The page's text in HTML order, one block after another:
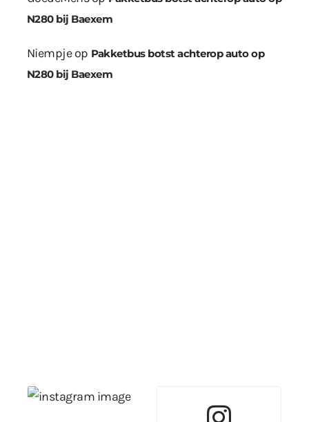
N280 bij Baexem
Niempjeop Pakketbus botst achterop auto op
N280 bij Baexem